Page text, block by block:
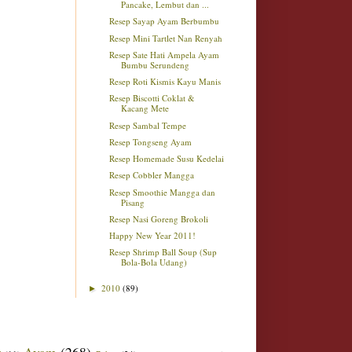
Pancake, Lembut dan ...
Resep Sayap Ayam Berbumbu
Resep Mini Tartlet Nan Renyah
Resep Sate Hati Ampela Ayam
Bumbu Serundeng
Resep Roti Kismis Kayu Manis
Resep Biscotti Coklat &
Kacang Mete
Resep Sambal Tempe
Resep Tongseng Ayam
Resep Homemade Susu Kedelai
Resep Cobbler Mangga
Resep Smoothie Mangga dan
Pisang
Resep Nasi Goreng Brokoli
Happy New Year 2011!
Resep Shrimp Ball Soup (Sup
Bola-Bola Udang)
► 2010 (89)